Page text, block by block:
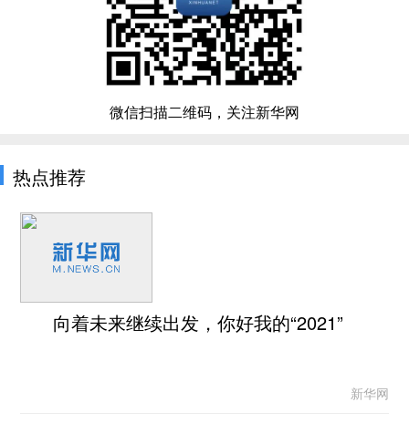
微信扫描二维码，关注新华网
热点推荐
向着未来继续出发，你好我的“2021”
新华网